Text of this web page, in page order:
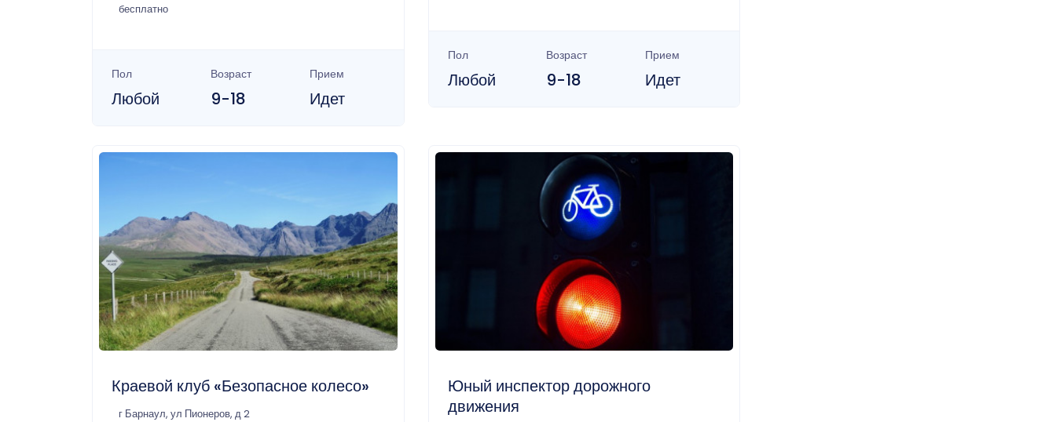
бесплатно
Пол
Любой
Возраст
9-18
Прием
Идет
Пол
Любой
Возраст
9-18
Прием
Идет
Краевой клуб «Безопасное колесо»
г Барнаул, ул Пионеров, д 2
Юный инспектор дорожного
движения